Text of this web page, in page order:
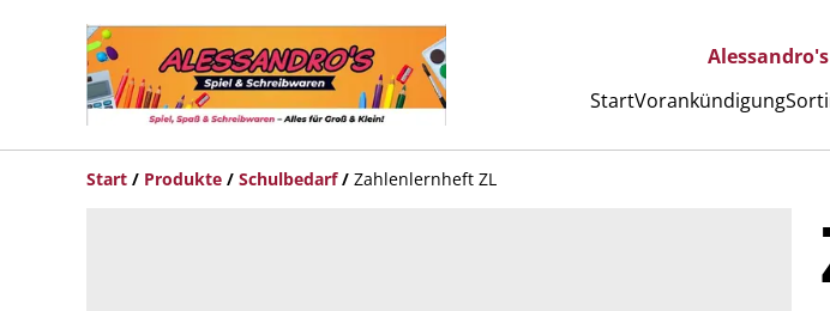
StartVorankündigung
Start / Produkte / Schulbedarf / Zahlenlernheft ZL